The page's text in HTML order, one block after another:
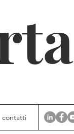
contatti